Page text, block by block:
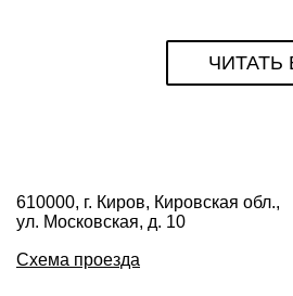
ЧИТАТЬ
610000, г. Киров, Кировская обл.,
ул. Московская, д. 10
Схема проезда